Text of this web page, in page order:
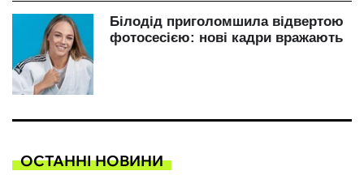
ОСТАННІ НОВИНИ